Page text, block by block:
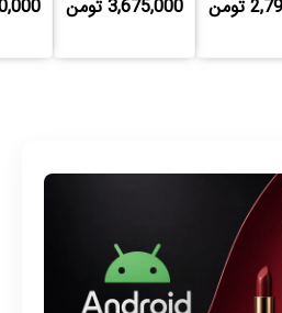
تومن 3,675,000 تومن